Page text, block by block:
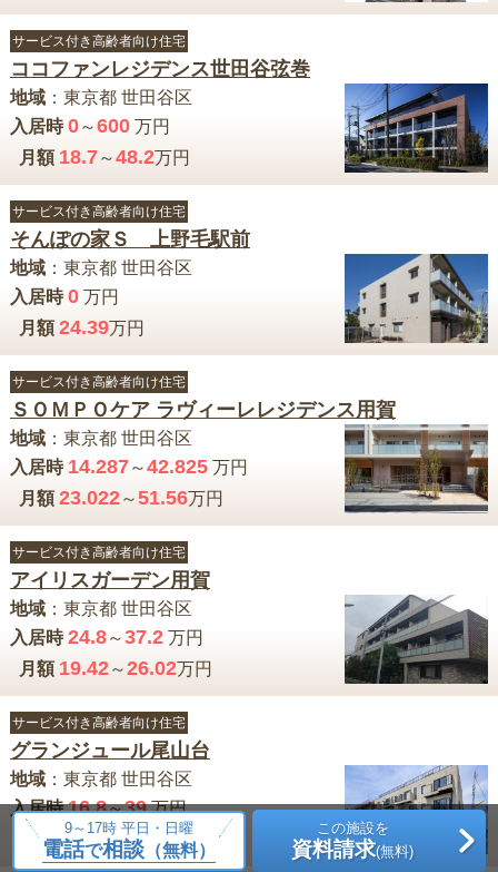
サービス付き高齢者向け住宅
ココファンレジデンス世田谷弦巻
地域： 東京都 世田谷区
入居時 0～600万円
月額 18.7～48.2万円
サービス付き高齢者向け住宅
そんぽの家Ｓ 上野毛駅前
地域： 東京都 世田谷区
入居時 0万円
月額 24.39万円
サービス付き高齢者向け住宅
ＳＯＭＰＯケア ラヴィーレレジデンス用賀
地域： 東京都 世田谷区
入居時 14.287～42.825万円
月額 23.022～51.56万円
サービス付き高齢者向け住宅
アイリスガーデン用賀
地域： 東京都 世田谷区
入居時 24.8～37.2万円
月額 19.42～26.02万円
サービス付き高齢者向け住宅
グランジュール尾山台
地域： 東京都 世田谷区
入居時 16.8～39万円
月額 13.2～25.9 万円
9～17時 平日・日曜
電話で相談（無料）
この施設を
資料請求(無料)